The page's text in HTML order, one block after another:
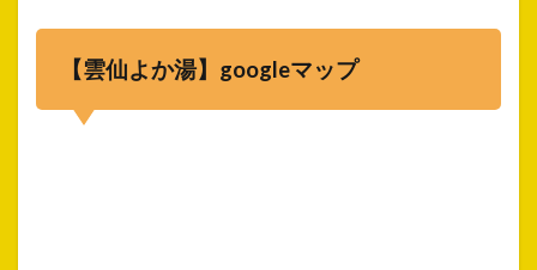
【雲仙よか湯】googleマップ